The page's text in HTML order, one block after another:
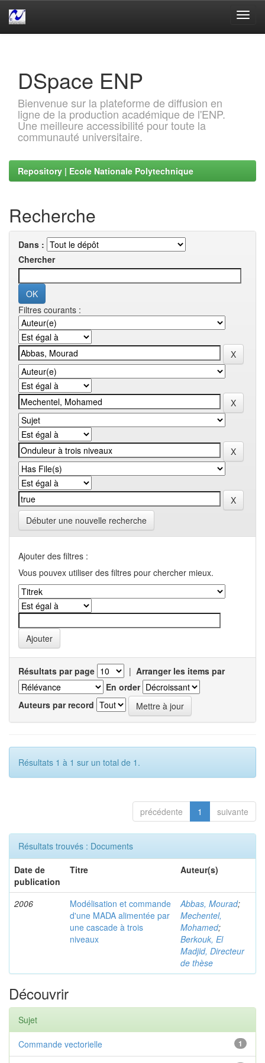
DSpace ENP
Bienvenue sur la plateforme de diffusion en
ligne de la production académique de l'ENP.
Une meilleure accessibilité pour toute la
communauté universitaire.
Repository | Ecole Nationale Polytechnique
Recherche
Dans :
Chercher
Filtres courants :
Débuter une nouvelle recherche
Ajouter des filtres :
Vous pouvex utiliser des filtres pour chercher mieux.
Résultats par page | Arranger les items par
En order
Auteurs par record
Résultats 1 à 1 sur un total de 1.
précédente 1 suivante
Résultats trouvés : Documents
Date de
publication
Titre Auteur(s)
2006
Modélisation et commande
d'une MADA alimentée par
une cascade à trois
niveaux
Abbas, Mourad;
Mechentel,
Mohamed;
Berkouk, El
Madjid, Directeur
de thèse
Découvrir
Sujet
1
Commande vectorielle